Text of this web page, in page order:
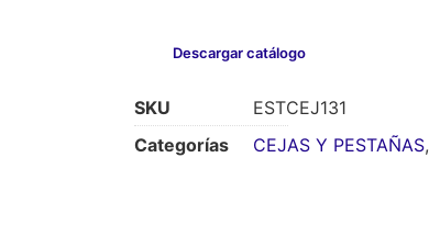
Descargar catálogo
SKU
ESTCEJ131
Categorías
CEJAS Y PESTAÑAS,